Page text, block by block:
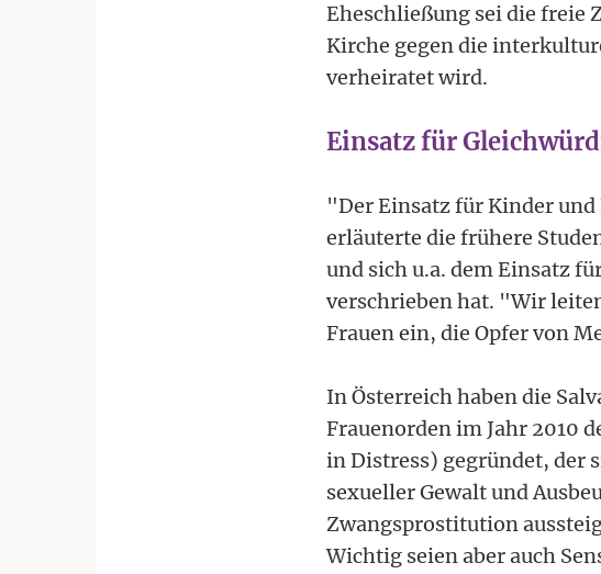
Eheschließung sei die freie
Kirche gegen die
verheiratet wird.
Einsatz für
"Der Einsatz für Kinder
erläuterte die frühere
und sich u.a. dem Einsatz
verschrieben hat. "Wir
Frauen ein, die Opfer von
In Österreich haben die
Frauenorden im Jahr 2010
in Distress) gegründet, der
sexueller Gewalt und
Zwangsprostitution
Wichtig seien aber auch